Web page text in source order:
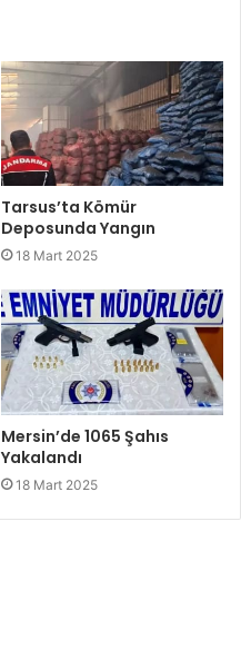
Tarsus’ta Kömür
Deposunda Yangın
18 Mart 2025
Mersin’de 1065 Şahıs
Yakalandı
18 Mart 2025